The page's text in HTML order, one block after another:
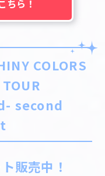
ちら！
COLORS
second
販売中！